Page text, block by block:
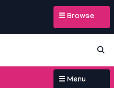
☰ Browse
☰ Menu